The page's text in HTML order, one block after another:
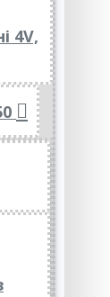
4V,